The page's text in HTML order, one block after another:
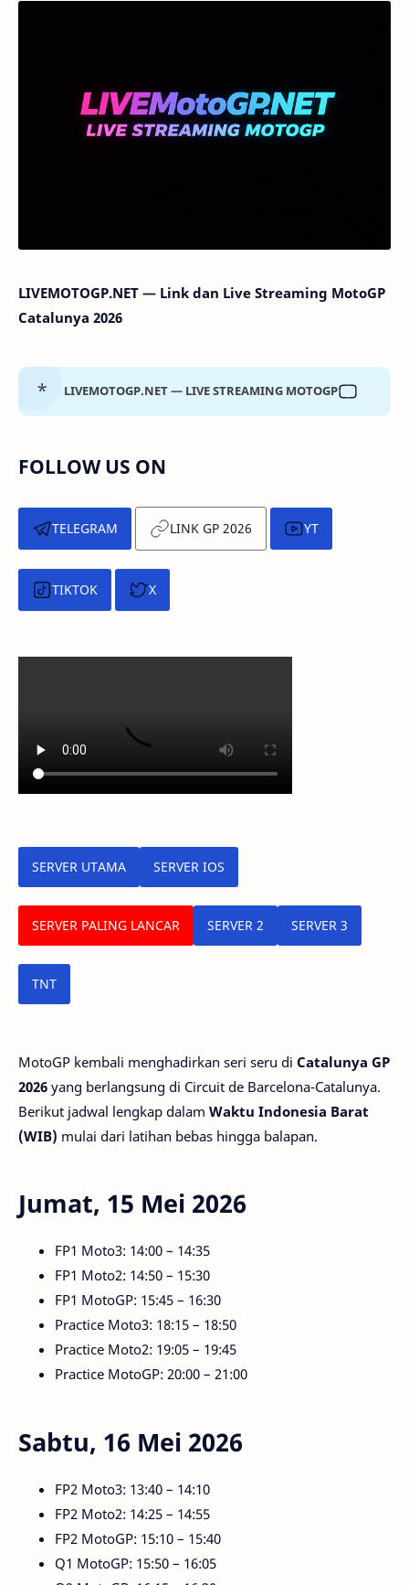
LIVEMOTOGP.NET — Link dan Live Streaming MotoGP
Catalunya 2026
LIVEMOTOGP.NET — LIVE STREAMING MOTOGP
FOLLOW US ON
TELEGRAM LINK GP 2026 YT
TIKTOK X
SERVER UTAMA SERVER IOS
SERVER PALING LANCAR SERVER 2 SERVER 3
TNT
MotoGP kembali menghadirkan seri seru di Catalunya GP
2026 yang berlangsung di Circuit de Barcelona-Catalunya.
Berikut jadwal lengkap dalam Waktu Indonesia Barat
(WIB) mulai dari latihan bebas hingga balapan.
Jumat, 15 Mei 2026
FP1 Moto3: 14:00 – 14:35
FP1 Moto2: 14:50 – 15:30
FP1 MotoGP: 15:45 – 16:30
Practice Moto3: 18:15 – 18:50
Practice Moto2: 19:05 – 19:45
Practice MotoGP: 20:00 – 21:00
Sabtu, 16 Mei 2026
FP2 Moto3: 13:40 – 14:10
FP2 Moto2: 14:25 – 14:55
FP2 MotoGP: 15:10 – 15:40
Q1 MotoGP: 15:50 – 16:05